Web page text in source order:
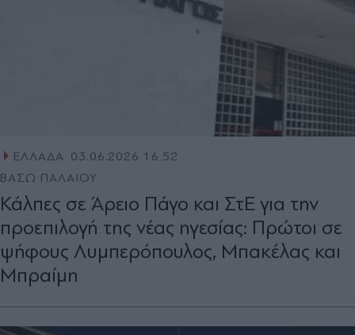
ΕΛΛΑΔΑ 03.06.2026 16:52
ΒΑΣΩ ΠΑΛΑΙΟΥ
Κάλπες σε Άρειο Πάγο και ΣτΕ για την
προεπιλογή της νέας ηγεσίας: Πρώτοι σε
ψήφους Λυμπερόπουλος, Μπακέλας και
Μπραίμη